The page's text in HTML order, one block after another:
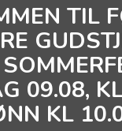
TIL
09.08,
KL